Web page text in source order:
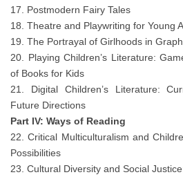
17. Postmodern Fairy Tales
18. Theatre and Playwriting for Young
19. The Portrayal of Girlhoods in
20. Playing Children’s Literature:
of Books for Kids
21. Digital Children’s Literature:
Future Directions
Part IV: Ways of Reading
22. Critical Multiculturalism and
Possibilities
23. Cultural Diversity and Social